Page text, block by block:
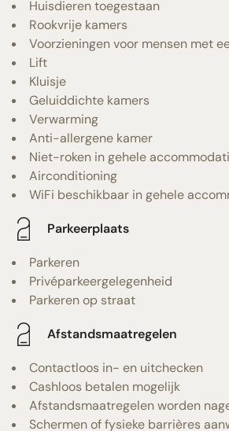
Huisdieren toegestaan
Rookvrije kamers
Voorzieningen voor mensen met
Lift
Kluisje
Geluiddichte kamers
Verwarming
Anti-allergene kamer
Niet-roken in gehele
Airconditioning
WiFi beschikbaar in gehele
Parkeerplaats
Parkeren
Privéparkeergelegenheid
Parkeren op straat
Afstandsmaatregelen
Contactloos in- en uitchecken
Cashloos betalen mogelijk
Afstandsmaatregelen worden
Schermen of fysieke barrières